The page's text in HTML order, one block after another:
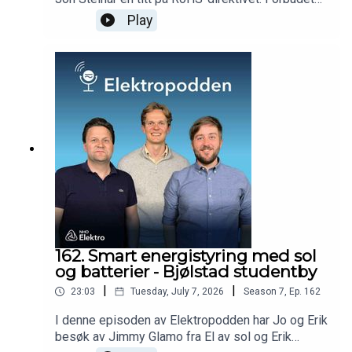
mot kvikksølvholdige lyskilder har allerede vært
gjeldende i Norge noen år, men det er fremdeles
et svært stort antall lyskilder som skal byttes ut i
fremtiden. Er bransjen rustet til dette? Og hvilke
løsninger finnes? Dagens gjester er Ida
Thorendahl fra Lyskultur, og Bjørn-Erik Askestad
fra Glamox. God lytt! Har du innspill til fremtidige
episoder av Elektropodden? Send de inn til
podkassa;
https://forms.office.com/e/8JPFeWacgr
Play
162. Smart energistyring med sol
og batterier - Bjølstad studentby
23:03 | Tuesday, July 7, 2026 | Season 7, Ep. 162
I denne episoden av Elektropodden har Jo og Erik
besøk av Jimmy Glamo fra El av sol og Erik